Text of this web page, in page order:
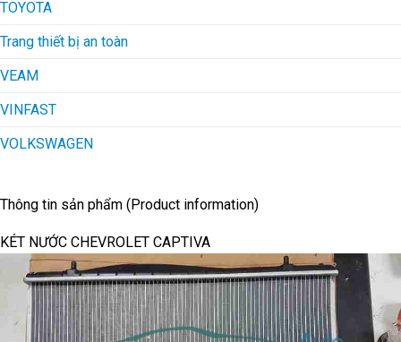
TOYOTA
Trang thiết bị an toàn
VEAM
VINFAST
VOLKSWAGEN
Thông tin sản phẩm (Product information)
KÉT NƯỚC CHEVROLET CAPTIVA